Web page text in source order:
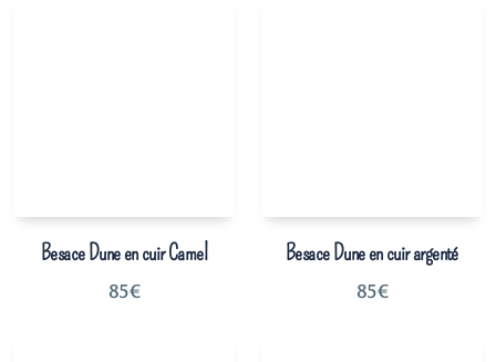
Besace Dune en cuir Camel
85€
Besace Dune en cuir argenté
85€